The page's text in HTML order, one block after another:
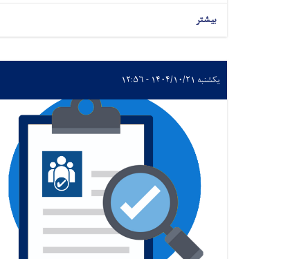
بیشتر
یکشنبه ۱۴۰۴/۱۰/۲۱ - ۱۲:۵۶